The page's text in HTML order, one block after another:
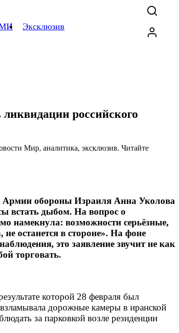
Эксклюзив
российского
Армии обороны Израиля Анна Уколова
встать дыбом. На вопрос о
намекнула: возможности серьёзные,
останется в стороне». На фоне
это заявление звучит не как
торговать.
которой 28 февраля был
дорожные камеры в иранской
за парковкой возле резиденции